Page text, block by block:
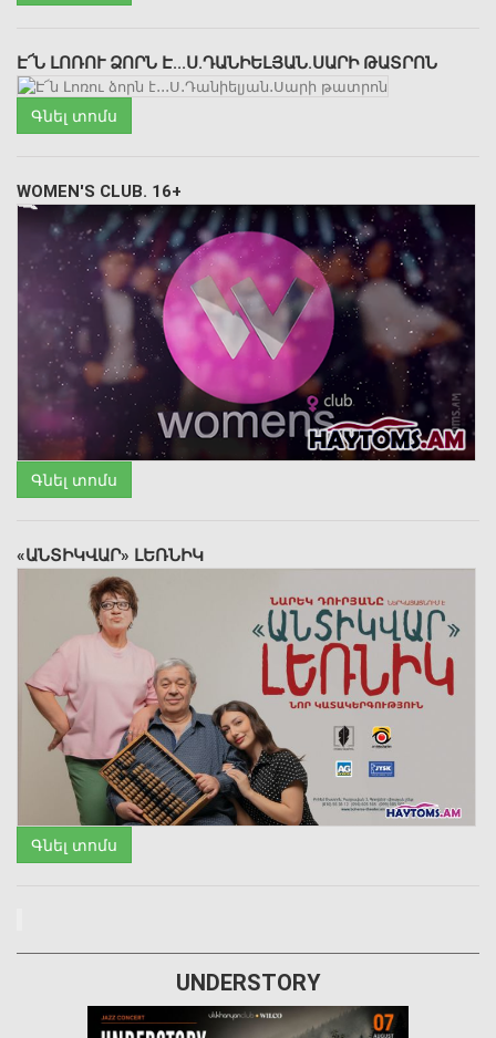
Է՜Ն ԼՈՌՈՒ ՁՈՐՆ Է․․․Ս․ԴԱՆԻԵԼՅԱՆ․ՍԱՐԻ ԹԱՏՐՈՆ
Գնել տոմս
WOMEN'S CLUB. 16+
Գնել տոմս
«ԱՆՏԻԿՎԱՐ» ԼԵՌՆԻԿ
Գնել տոմս
UNDERSTORY